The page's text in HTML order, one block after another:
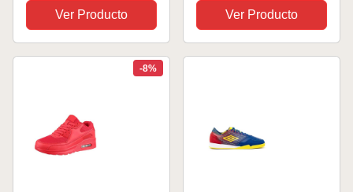
Unisex, Zapatillas
Adulto, Blanco y
Negro, 40 EU
Ver Producto
Ver Producto
-8%